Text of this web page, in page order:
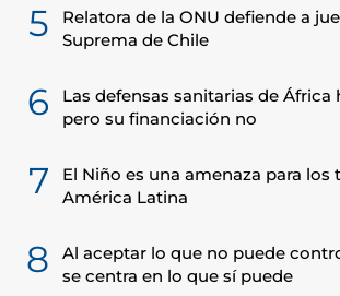
5
Relatora de la ONU defiende a
Suprema de Chile
6
Las defensas sanitarias de África
pero su financiación no
7
El Niño es una amenaza para los
América Latina
8
Al aceptar lo que no puede
se centra en lo que sí puede